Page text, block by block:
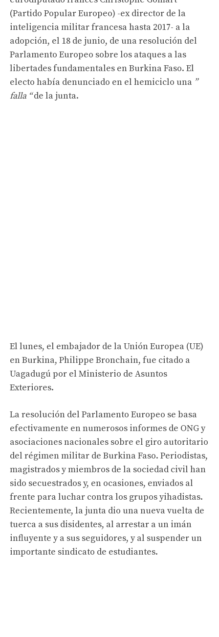
(Partido Popular Europeo) -ex director de la
inteligencia militar francesa hasta 2017- a la
adopción, el 18 de junio, de una resolución del
Parlamento Europeo sobre los ataques a las
libertades fundamentales en Burkina Faso. El
electo había denunciado en el hemiciclo una ”
falla “de la junta.
El lunes, el embajador de la Unión Europea (UE)
en Burkina, Philippe Bronchain, fue citado a
Uagadugú por el Ministerio de Asuntos
Exteriores.
La resolución del Parlamento Europeo se basa
efectivamente en numerosos informes de ONG y
asociaciones nacionales sobre el giro autoritario
del régimen militar de Burkina Faso. Periodistas,
magistrados y miembros de la sociedad civil han
sido secuestrados y, en ocasiones, enviados al
frente para luchar contra los grupos yihadistas.
Recientemente, la junta dio una nueva vuelta de
tuerca a sus disidentes, al arrestar a un imán
influyente y a sus seguidores, y al suspender un
importante sindicato de estudiantes.